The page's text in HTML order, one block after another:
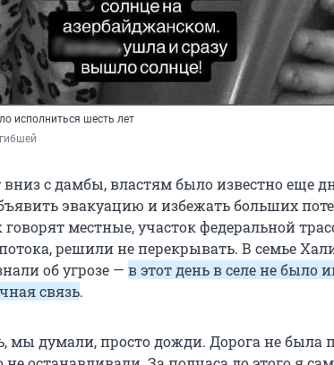
исполниться шесть лет
вниз с дамбы, властям было известно еще
эвакуацию и избежать больших
местные, участок федеральной
решили не перекрывать. В семье
об угрозе — в этот день в селе не было
связь.
мы думали, просто дожди. Дорога не была